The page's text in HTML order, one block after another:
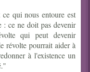
qui nous entoure est
: ce ne doit pas devenir
qui peut devenir
révolte pourrait aider à
à l'existence un